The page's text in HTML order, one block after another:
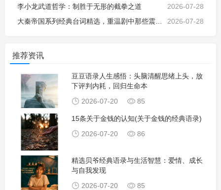
2026-07-28
李小龙武道哲学：制胜于无形的截拳之道
2026-07-28
推荐资讯
豆豆语录人生感悟：头脑清醒思绪上头，放
下评判内耗，回归生命本
2026-07-20
85
15条关于金钱的认知(关于金钱的经典语录)
2026-07-20
86
精选贝爷经典语录与生活智慧：爱情、成长
与自我发现
2026-07-20
85